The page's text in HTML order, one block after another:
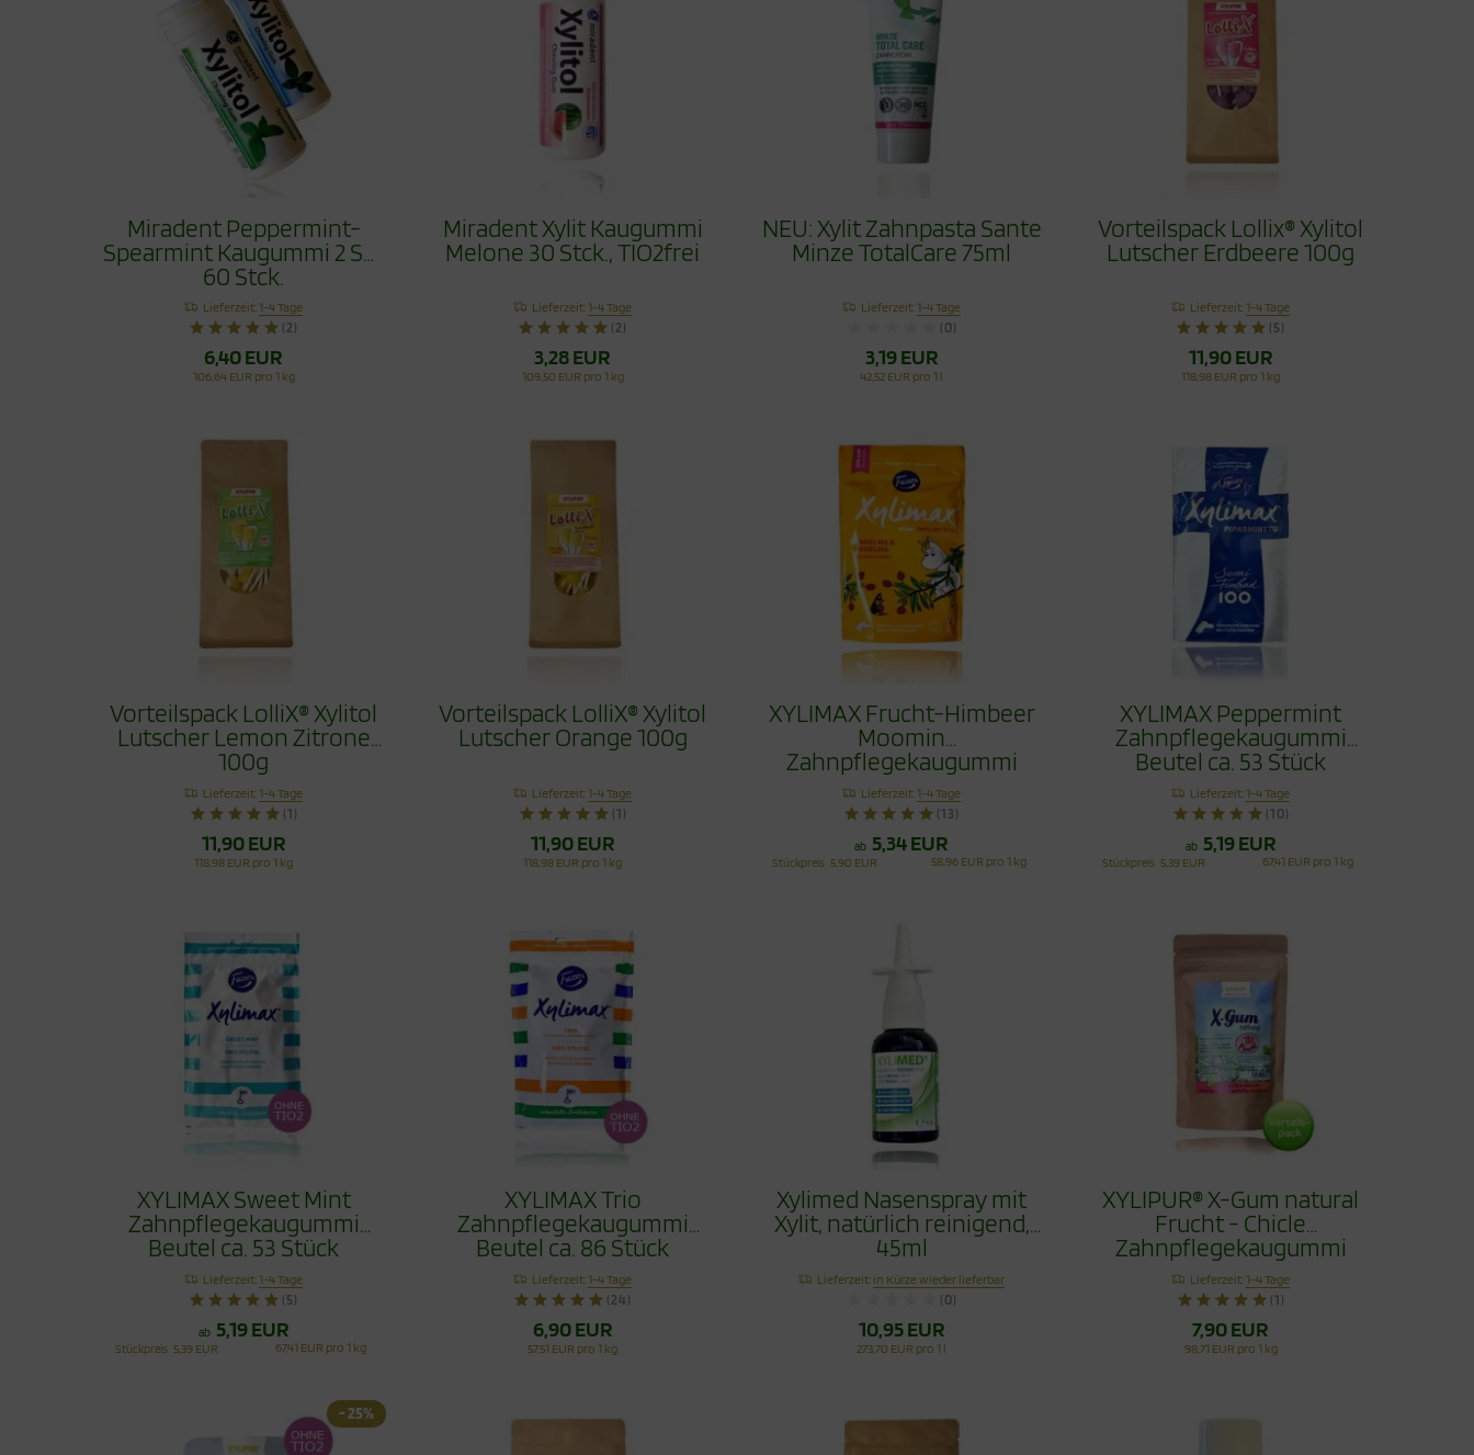
Miradent Peppermint-
Spearmint Kaugummi 2 Set
60 Stck.
Lieferzeit:1-4 Tage
(2)
6,40 EUR
106,64 EUR pro 1 kg
Miradent Xylit Kaugummi
Melone 30 Stck., TIO2frei
Lieferzeit:1-4 Tage
(2)
3,28 EUR
109,50 EUR pro 1 kg
NEU: Xylit Zahnpasta Sante
Minze TotalCare 75ml
Lieferzeit:1-4 Tage
(0)
3,19 EUR
42,52 EUR pro 1 l
Vorteilspack Lollix® Xylitol
Lutscher Erdbeere 100g
Lieferzeit:1-4 Tage
(5)
11,90 EUR
118,98 EUR pro 1 kg
Vorteilspack LolliX® Xylitol
Lutscher Lemon Zitrone
100g
Lieferzeit:1-4 Tage
(1)
11,90 EUR
118,98 EUR pro 1 kg
Vorteilspack LolliX® Xylitol
Lutscher Orange 100g
Lieferzeit:1-4 Tage
(1)
11,90 EUR
118,98 EUR pro 1 kg
XYLIMAX Frucht-Himbeer
Moomin
Zahnpflegekaugummi
100g
Lieferzeit:1-4 Tage
(13)
ab 5,34 EUR
Stückpreis 5,90 EUR 58,96 EUR pro 1 kg
XYLIMAX Peppermint
Zahnpflegekaugummi
Beutel ca. 53 Stück
Lieferzeit:1-4 Tage
(10)
ab 5,19 EUR
Stückpreis 5,39 EUR 67,41 EUR pro 1 kg
XYLIMAX Sweet Mint
Zahnpflegekaugummi
Beutel ca. 53 Stück
Lieferzeit:1-4 Tage
(5)
ab 5,19 EUR
Stückpreis 5,39 EUR 67,41 EUR pro 1 kg
XYLIMAX Trio
Zahnpflegekaugummi
Beutel ca. 86 Stück
Lieferzeit:1-4 Tage
(24)
6,90 EUR
57,51 EUR pro 1 kg
Xylimed Nasenspray mit
Xylit, natürlich reinigend,
45ml
Lieferzeit: in Kürze wieder lieferbar
(0)
10,95 EUR
273,70 EUR pro 1 l
XYLIPUR® X-Gum natural
Frucht - Chicle
Zahnpflegekaugummi
Vorteilspack 80g
Lieferzeit:1-4 Tage
(1)
7,90 EUR
98,71 EUR pro 1 kg
- 25%